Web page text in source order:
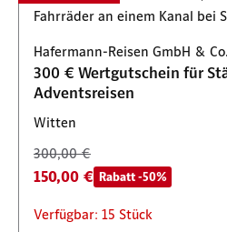
Hafermann-Reisen GmbH &
300 € Wertgutschein für
Adventsreisen
Witten
300,00 €
150,00 € Rabatt -50%
Verfügbar: 15 Stück